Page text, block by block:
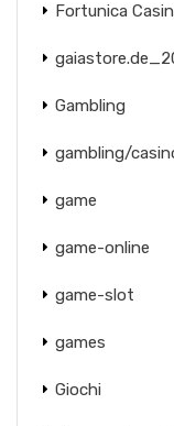
Fortunica
Gambling
gambling/
game
game-online
game-slot
games
Giochi